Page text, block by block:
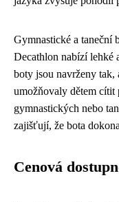
Gymnastické a taneční
Decathlon nabízí
boty jsou navrženy tak,
umožňovaly dětem cítit
gymnastických nebo
zajišťují, že bota
Cenová